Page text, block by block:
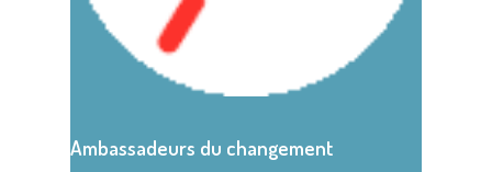
Ambassadeurs du changement